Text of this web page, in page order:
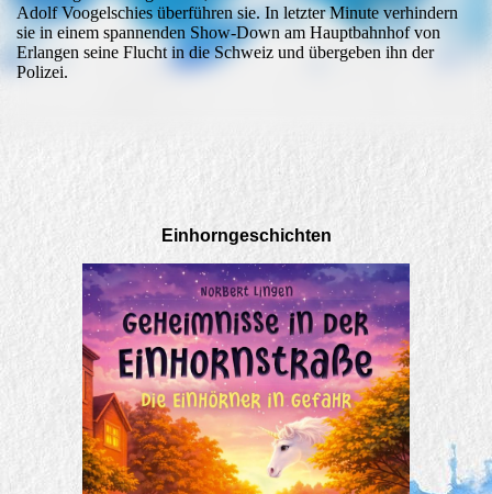
Adolf Voogelschies überführen sie. In letzter Minute verhindern
sie in einem spannenden Show-Down am Hauptbahnhof von
Erlangen seine Flucht in die Schweiz und übergeben ihn der
Polizei.
Einhorngeschichten